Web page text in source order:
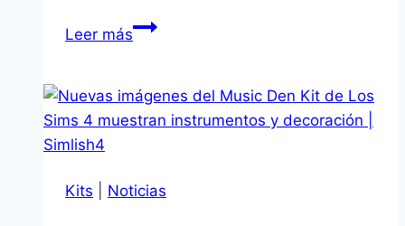
Leer másUna
para
los
ha
Kits Noticias